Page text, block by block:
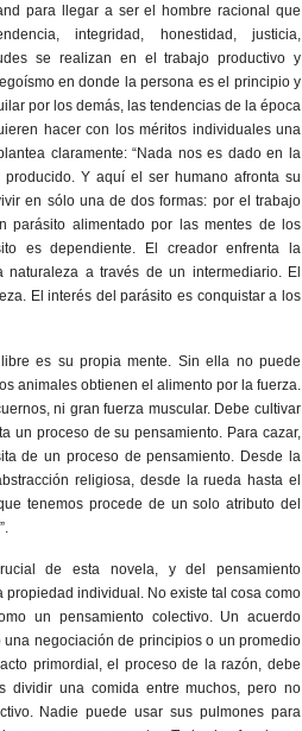
para llegar a ser el hombre racional que
integridad, honestidad, justicia,
se realizan en el trabajo productivo y
en donde la persona es el principio y
por los demás, las tendencias de la época
hacer con los méritos individuales una
claramente: “Nada nos es dado en la
Y aquí el ser humano afronta su
en sólo una de dos formas: por el trabajo
parásito alimentado por las mentes de los
es dependiente. El creador enfrenta la
a través de un intermediario. El
El interés del parásito es conquistar a los
es su propia mente. Sin ella no puede
animales obtienen el alimento por la fuerza.
ni gran fuerza muscular. Debe cultivar
un proceso de su pensamiento. Para cazar,
de un proceso de pensamiento. Desde la
religiosa, desde la rueda hasta el
tenemos procede de un solo atributo del
de esta novela, y del pensamiento
propiedad individual. No existe tal cosa como
un pensamiento colectivo. Un acuerdo
negociación de principios o un promedio
primordial, el proceso de la razón, debe
dividir una comida entre muchos, pero no
Nadie puede usar sus pulmones para